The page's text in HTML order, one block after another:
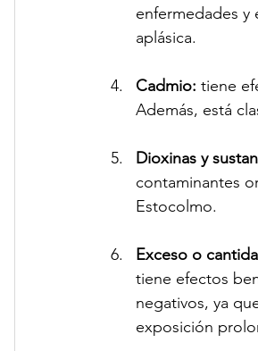
enfermedades y
aplásica.
Cadmio: tiene
Además, está
Dioxinas y
contaminantes
Estocolmo.
Exceso o
tiene efectos
negativos, ya
exposición